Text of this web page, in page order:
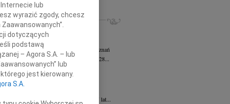
Kotłowski 05.08.2026
żalem i bólem w sercu...
Kowandywiek: 93
Poznań
żalem zawiadamiamy, że w dniu 28...
Janowicz
24.07.2026
jest Pasterzem moim, niczego mi nie...
Zygmunt
dniu 9 lipca 2026 roku, zmarł w wieku 87 lat...
lub
wyrazić zgody, chcesz
dotyczących
podstawą
– Agora S.A. – lub
lub
jest kierowany.
S.A.